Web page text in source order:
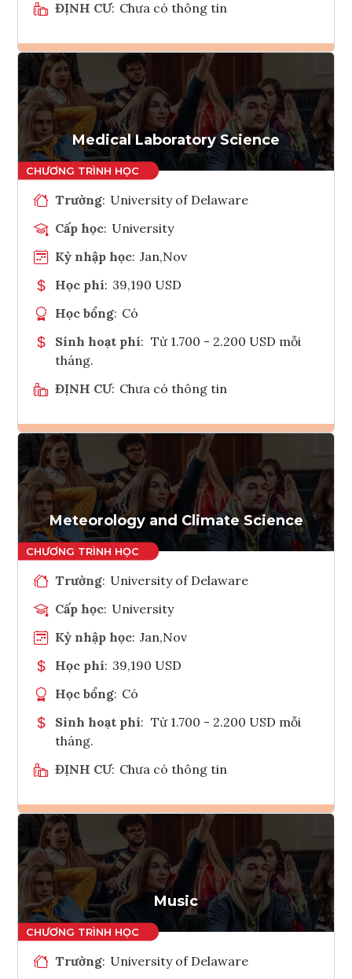
ĐỊNH CƯ: Chưa có thông tin
Ghi danh
Tham vấn Interlink
Medical Laboratory Science
Trường: University of Delaware
Cấp học: University
Kỳ nhập học: Jan,Nov
Học phí: 39,190 USD
Học bổng: Có
Sinh hoạt phí: Từ 1.700 - 2.200 USD mỗi
tháng.
ĐỊNH CƯ: Chưa có thông tin
Ghi danh
Tham vấn Interlink
Meteorology and Climate Science
Trường: University of Delaware
Cấp học: University
Kỳ nhập học: Jan,Nov
Học phí: 39,190 USD
Học bổng: Có
Sinh hoạt phí: Từ 1.700 - 2.200 USD mỗi
tháng.
ĐỊNH CƯ: Chưa có thông tin
Ghi danh
Tham vấn Interlink
Music
Trường: University of Delaware